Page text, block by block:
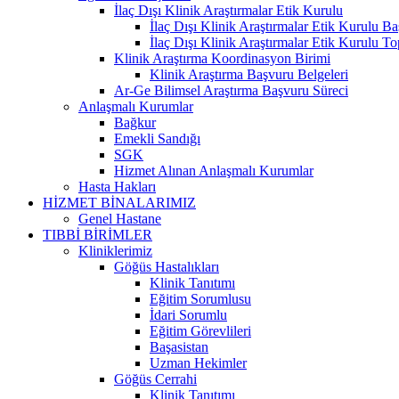
İlaç Dışı Klinik Araştırmalar Etik Kurulu
İlaç Dışı Klinik Araştırmalar Etik Kurulu
İlaç Dışı Klinik Araştırmalar Etik Kurulu
Klinik Araştırma Koordinasyon Birimi
Klinik Araştırma Başvuru Belgeleri
Ar-Ge Bilimsel Araştırma Başvuru Süreci
Anlaşmalı Kurumlar
Bağkur
Emekli Sandığı
SGK
Hizmet Alınan Anlaşmalı Kurumlar
Hasta Hakları
HİZMET BİNALARIMIZ
Genel Hastane
TIBBİ BİRİMLER
Kliniklerimiz
Göğüs Hastalıkları
Klinik Tanıtımı
Eğitim Sorumlusu
İdari Sorumlu
Eğitim Görevlileri
Başasistan
Uzman Hekimler
Göğüs Cerrahi
Klinik Tanıtımı